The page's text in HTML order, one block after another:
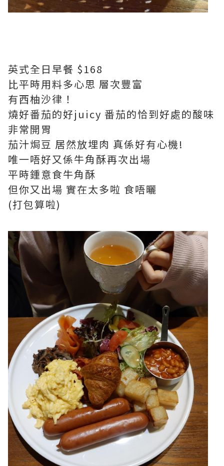
英式全日早餐 $168
比平時用料多心思 層次豐富
有西柚沙律！
燒好番茄的好juicy 番茄的恰到好處的酸味
非常開胃
茄汁焗豆 居然放埋肉 真係好有心機!
唯一唔好又係牛角酥再次出場
平時鍾意食牛角酥
但你又出場 實在太多啦 食唔曬
(打包算啦)